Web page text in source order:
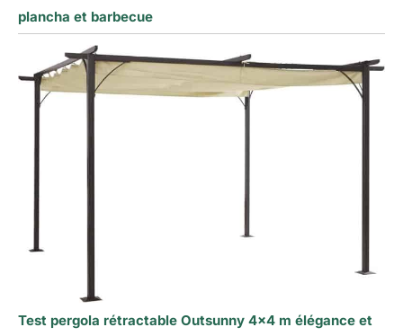
plancha et barbecue
Test pergola rétractable Outsunny 4×4 m élégance et